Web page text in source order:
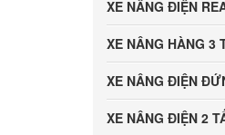
XE NÂNG ĐIỆN
XE NÂNG HÀNG 3
XE NÂNG ĐIỆN
XE NÂNG ĐIỆN 2